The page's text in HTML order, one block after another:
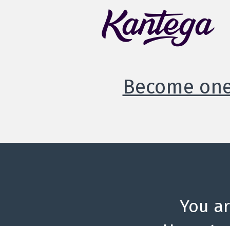
Become
You